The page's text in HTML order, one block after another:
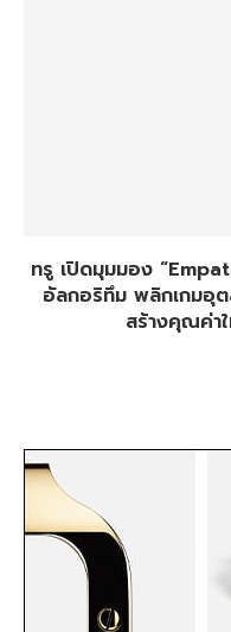
ทรู เปิดมุมมอง
อัลกอริทึม พลิกเกมอุ
สร้างคุณค่า